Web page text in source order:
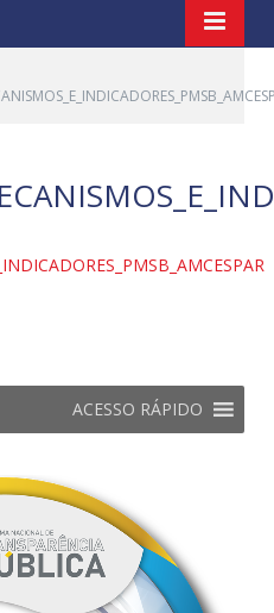
ACESSO RÁPIDO